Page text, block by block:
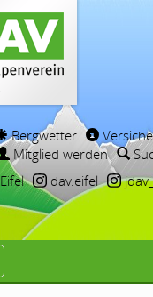
Bergwetter
Mitglied werden
dav.eifel